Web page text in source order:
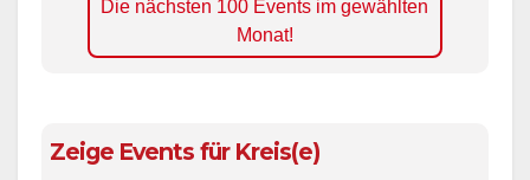
Die nächsten 100 Events im gewählten
Monat!
Zeige Events für Kreis(e)